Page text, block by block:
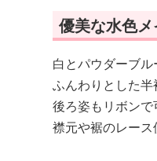
優美な水色
白とパウダーブル
ふんわりとした半
後ろ姿もリボン
襟元や裾のレース